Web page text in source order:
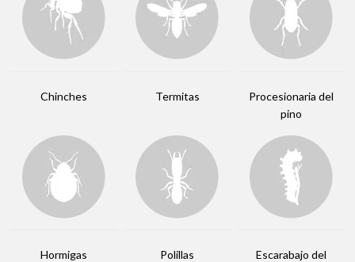
Chinches Termitas
Procesionaria del
pino
Hormigas Polillas
Escarabajo del